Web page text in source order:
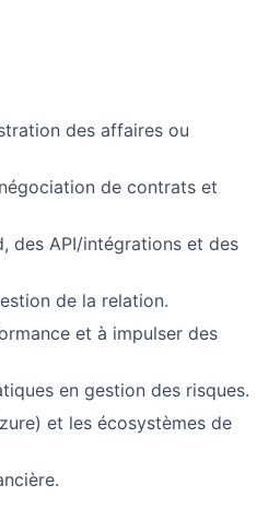
des affaires ou
de contrats et
des API/intégrations et des
de la relation.
et à impulser des
en gestion des risques.
et les écosystèmes de